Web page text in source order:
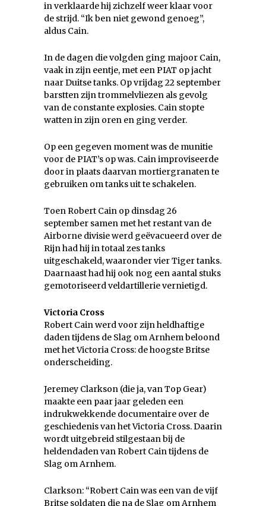
in verklaarde hij zichzelf weer klaar voor
de strijd. “Ik ben niet gewond genoeg”,
aldus Cain.
In de dagen die volgden ging majoor Cain,
vaak in zijn eentje, met een PIAT op jacht
naar Duitse tanks. Op vrijdag 22 september
barstten zijn trommelvliezen als gevolg
van de constante explosies. Cain stopte
watten in zijn oren en ging verder.
Op een gegeven moment was de munitie
voor de PIAT’s op was. Cain improviseerde
door in plaats daarvan mortiergranaten te
gebruiken om tanks uit te schakelen.
Toen Robert Cain op dinsdag 26
september samen met het restant van de
Airborne divisie werd geëvacueerd over de
Rijn had hij in totaal zes tanks
uitgeschakeld, waaronder vier Tiger tanks.
Daarnaast had hij ook nog een aantal stuks
gemotoriseerd veldartillerie vernietigd.
Victoria Cross
Robert Cain werd voor zijn heldhaftige
daden tijdens de Slag om Arnhem beloond
met het Victoria Cross: de hoogste Britse
onderscheiding.
Jeremey Clarkson (die ja, van Top Gear)
maakte een paar jaar geleden een
indrukwekkende documentaire over de
geschiedenis van het Victoria Cross. Daarin
wordt uitgebreid stilgestaan bij de
heldendaden van Robert Cain tijdens de
Slag om Arnhem.
Clarkson: “Robert Cain was een van de vijf
Britse soldaten die na de Slag om Arnhem